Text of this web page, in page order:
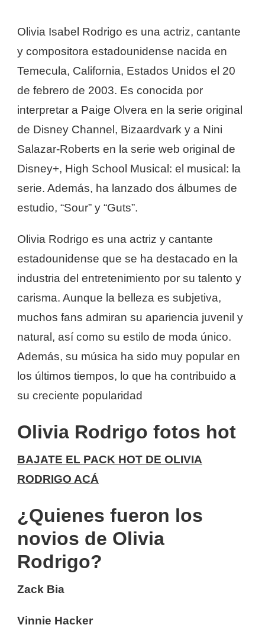
Olivia Isabel Rodrigo es una actriz, cantante
y compositora estadounidense nacida en
Temecula, California, Estados Unidos el 20
de febrero de 2003. Es conocida por
interpretar a Paige Olvera en la serie original
de Disney Channel, Bizaardvark y a Nini
Salazar-Roberts en la serie web original de
Disney+, High School Musical: el musical: la
serie. Además, ha lanzado dos álbumes de
estudio, “Sour” y “Guts”.
Olivia Rodrigo es una actriz y cantante
estadounidense que se ha destacado en la
industria del entretenimiento por su talento y
carisma. Aunque la belleza es subjetiva,
muchos fans admiran su apariencia juvenil y
natural, así como su estilo de moda único.
Además, su música ha sido muy popular en
los últimos tiempos, lo que ha contribuido a
su creciente popularidad
Olivia Rodrigo fotos hot
BAJATE EL PACK HOT DE OLIVIA
RODRIGO ACÁ
¿Quienes fueron los
novios de Olivia
Rodrigo?
Zack Bia
Vinnie Hacker